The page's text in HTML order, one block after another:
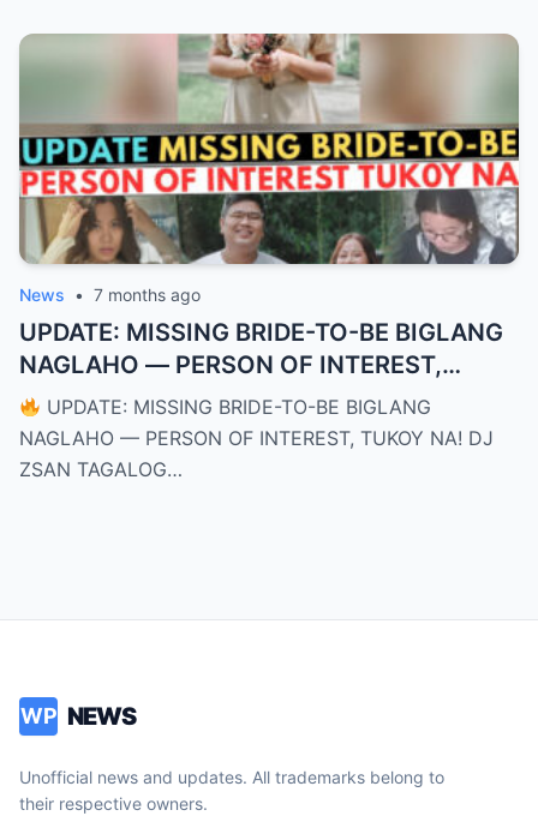
News • 7 months ago
UPDATE: MISSING BRIDE-TO-BE BIGLANG
NAGLAHO — PERSON OF INTEREST,
TUKOY NA! DJ ZSAN TAGALOG CRIME
STORY NA UMUUGONG SA BUONG
BANSA!
UPDATE: MISSING BRIDE-TO-BE BIGLANG
NAGLAHO — PERSON OF INTEREST, TUKOY NA! DJ
ZSAN TAGALOG…
WP NEWS
Unofficial news and updates. All trademarks belong to
their respective owners.